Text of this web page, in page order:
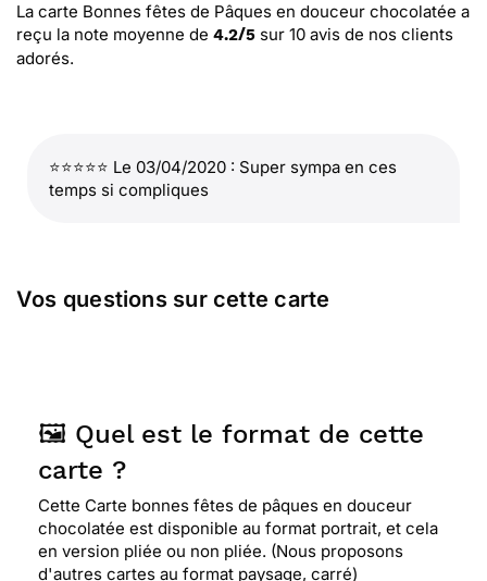
La carte Bonnes fêtes de Pâques en douceur chocolatée a
reçu la note moyenne de 4.2/5 sur 10 avis de nos clients
adorés.
⭐⭐⭐⭐⭐ Le 03/04/2020 : Super sympa en ces
temps si compliques
Vos questions sur cette carte
🖼️ Quel est le format de cette
carte ?
Cette Carte bonnes fêtes de pâques en douceur
chocolatée est disponible au format portrait, et cela
en version pliée ou non pliée. (Nous proposons
d'autres cartes au format paysage, carré)